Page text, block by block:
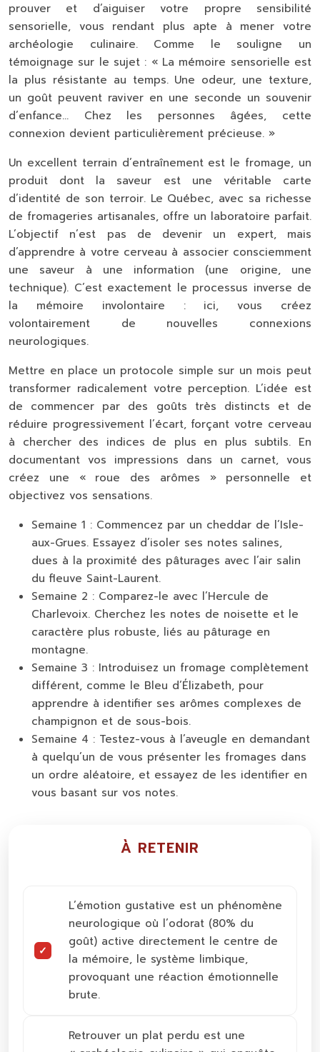
prouver et d’aiguiser votre propre sensibilité
sensorielle, vous rendant plus apte à mener votre
archéologie culinaire. Comme le souligne un
témoignage sur le sujet : « La mémoire sensorielle est
la plus résistante au temps. Une odeur, une texture,
un goût peuvent raviver en une seconde un souvenir
d’enfance… Chez les personnes âgées, cette
connexion devient particulièrement précieuse. »
Un excellent terrain d’entraînement est le fromage, un
produit dont la saveur est une véritable carte
d’identité de son terroir. Le Québec, avec sa richesse
de fromageries artisanales, offre un laboratoire parfait.
L’objectif n’est pas de devenir un expert, mais
d’apprendre à votre cerveau à associer consciemment
une saveur à une information (une origine, une
technique). C’est exactement le processus inverse de
la mémoire involontaire : ici, vous créez
volontairement de nouvelles connexions
neurologiques.
Mettre en place un protocole simple sur un mois peut
transformer radicalement votre perception. L’idée est
de commencer par des goûts très distincts et de
réduire progressivement l’écart, forçant votre cerveau
à chercher des indices de plus en plus subtils. En
documentant vos impressions dans un carnet, vous
créez une « roue des arômes » personnelle et
objectivez vos sensations.
Semaine 1 : Commencez par un cheddar de l’Isle-
aux-Grues. Essayez d’isoler ses notes salines,
dues à la proximité des pâturages avec l’air salin
du fleuve Saint-Laurent.
Semaine 2 : Comparez-le avec l’Hercule de
Charlevoix. Cherchez les notes de noisette et le
caractère plus robuste, liés au pâturage en
montagne.
Semaine 3 : Introduisez un fromage complètement
différent, comme le Bleu d’Élizabeth, pour
apprendre à identifier ses arômes complexes de
champignon et de sous-bois.
Semaine 4 : Testez-vous à l’aveugle en demandant
à quelqu’un de vous présenter les fromages dans
un ordre aléatoire, et essayez de les identifier en
vous basant sur vos notes.
À RETENIR
L’émotion gustative est un phénomène
neurologique où l’odorat (80% du
goût) active directement le centre de
la mémoire, le système limbique,
provoquant une réaction émotionnelle
brute.
Retrouver un plat perdu est une